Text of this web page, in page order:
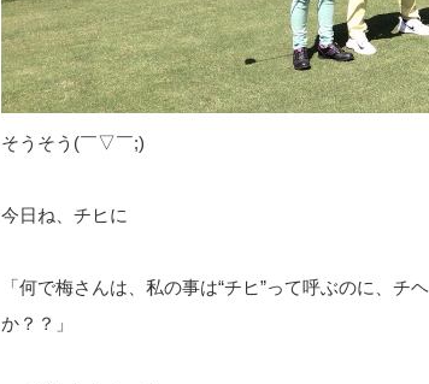
そうそう(￣▽￣;)
今日ね、チヒに
「何で梅さんは、私の事は“チヒ”って呼ぶのに、チ
か？？」